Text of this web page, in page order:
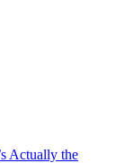
Actually the